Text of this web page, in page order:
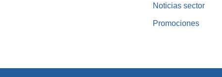
Noticias sector
Promociones